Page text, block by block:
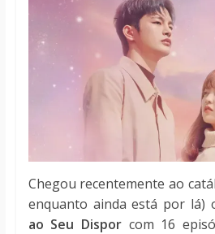
Chegou recentemente ao
enquanto ainda está por lá)
ao Seu Dispor com 16